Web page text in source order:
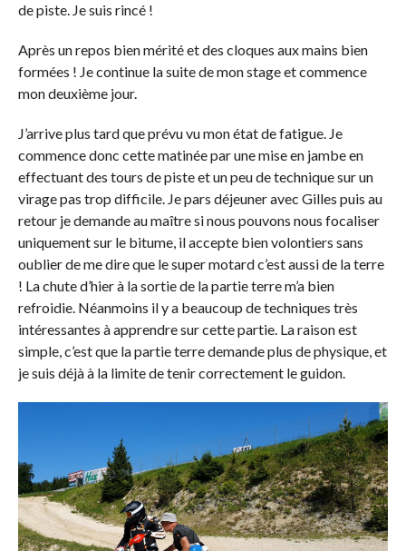
de piste. Je suis rincé !
Après un repos bien mérité et des cloques aux mains bien
formées ! Je continue la suite de mon stage et commence
mon deuxième jour.
J’arrive plus tard que prévu vu mon état de fatigue. Je
commence donc cette matinée par une mise en jambe en
effectuant des tours de piste et un peu de technique sur un
virage pas trop difficile. Je pars déjeuner avec Gilles puis au
retour je demande au maître si nous pouvons nous focaliser
uniquement sur le bitume, il accepte bien volontiers sans
oublier de me dire que le super motard c’est aussi de la terre
! La chute d’hier à la sortie de la partie terre m’a bien
refroidie. Néanmoins il y a beaucoup de techniques très
intéressantes à apprendre sur cette partie. La raison est
simple, c’est que la partie terre demande plus de physique, et
je suis déjà à la limite de tenir correctement le guidon.